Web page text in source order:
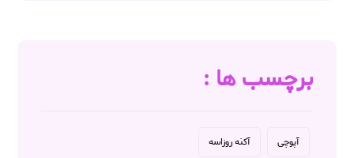
برچسب ها :
آپوچی آکنه روزاسه